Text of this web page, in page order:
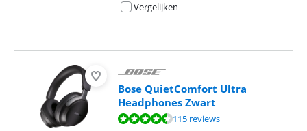
Vergelijken
Bose QuietComfort Ultra
Headphones Zwart
Beoordeling is 8,5 van de 10, gebaseerd op 115 reviews.
115 reviews